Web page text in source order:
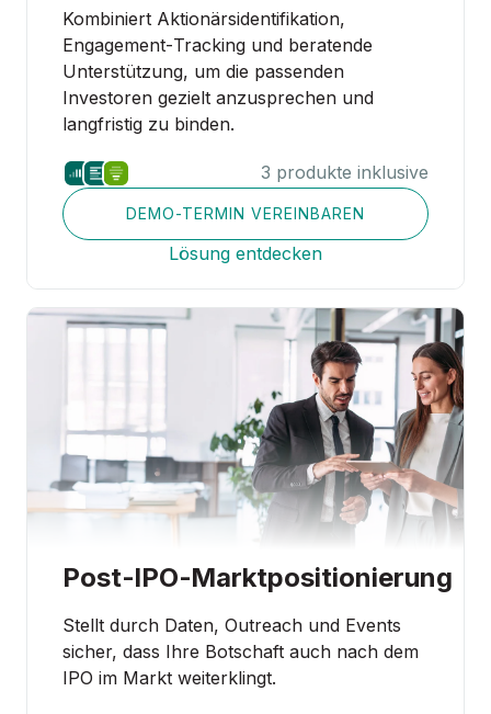
Kombiniert Aktionärsidentifikation,
Engagement‑Tracking und beratende
Unterstützung, um die passenden
Investoren gezielt anzusprechen und
langfristig zu binden.
3 produkte inklusive
DEMO-TERMIN VEREINBAREN
Lösung entdecken
Post‑IPO‑Marktpositionierung
Stellt durch Daten, Outreach und Events
sicher, dass Ihre Botschaft auch nach dem
IPO im Markt weiterklingt.